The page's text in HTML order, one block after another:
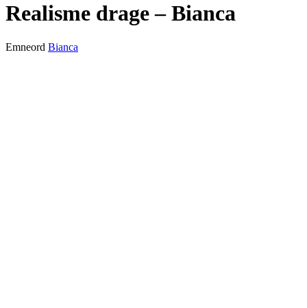
Realisme drage – Bianca
Emneord Bianca